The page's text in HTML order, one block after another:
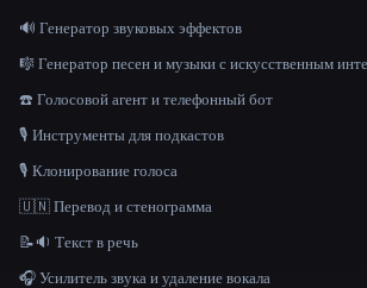
🔊 Генератор звуковых эффектов
🎼 Генератор песен и музыки с искусственным
☎️ Голосовой агент и телефонный бот
🎙️ Инструменты для подкастов
🎙️ Клонирование голоса
🇺🇳 Перевод и стенограмма
📝🔉 Текст в речь
🎧 Усилитель звука и удаление вокала